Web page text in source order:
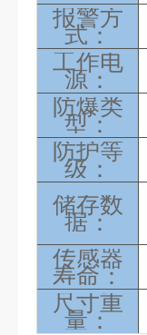
报警方
式：
工作电
源：
防爆类
型：
防护等
级：
储存数
据：
传感器
寿命：
尺寸重
量：